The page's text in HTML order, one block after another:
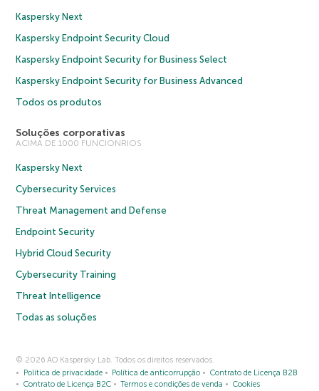
Kaspersky Next
Kaspersky Endpoint Security Cloud
Kaspersky Endpoint Security for Business Select
Kaspersky Endpoint Security for Business Advanced
Todos os produtos
Soluções corporativas
ACIMA DE 1000 FUNCIONRIOS
Kaspersky Next
Cybersecurity Services
Threat Management and Defense
Endpoint Security
Hybrid Cloud Security
Cybersecurity Training
Threat Intelligence
Todas as soluções
© 2026 AO Kaspersky Lab. Todos os direitos reservados.
Política de privacidade
Política de anticorrupção
Contrato de Licença B2B
Contrato de Licença B2C
Termos e condições de venda Cookies